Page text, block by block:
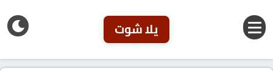
يلا شوت